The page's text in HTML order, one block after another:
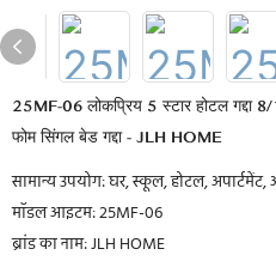
25MF-06 लोकप्रिय 5 स्टार होटल गद्दा
फोम सिंगल बेड गद्दा - JLH HOME
सामान्य उपयोग: घर, स्कूल, होटल,
मॉडल आइटम: 25MF-06
ब्रांड का नाम: JLH HOME